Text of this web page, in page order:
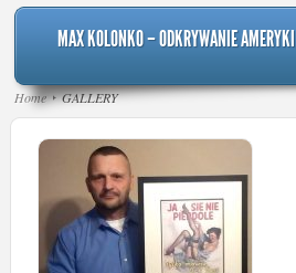
MAX KOLONKO – ODKRYWANIE AMERYKI
Home GALLERY